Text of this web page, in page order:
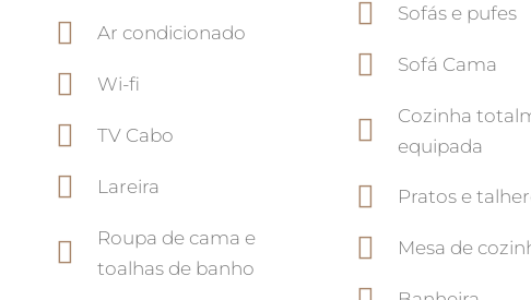
Ar condicionado
Wi-fi
TV Cabo
Lareira
Roupa de cama e
toalhas de banho
Sofás e pufes
Sofá Cama
Cozinha
equipada
Pratos e
Mesa de